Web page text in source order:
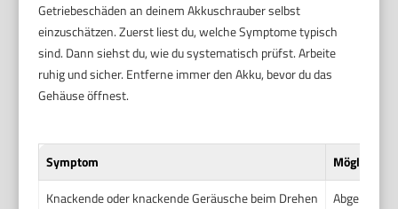
Getriebeschäden an deinem Akkuschrauber selbst
einzuschätzen. Zuerst liest du, welche Symptome typisch
sind. Dann siehst du, wie du systematisch prüfst. Arbeite
ruhig und sicher. Entferne immer den Akku, bevor du das
Gehäuse öffnest.
Symptom
Mögliche
Knackende oder knackende Geräusche beim Drehen